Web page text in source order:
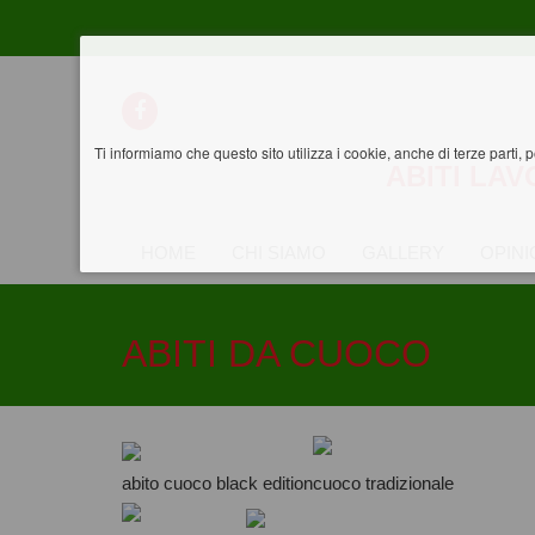
ABITI
ABITI DA CUOCO
abito cuoco black editioncuoco tradizionale
Ti informiamo che questo sito utilizza i cookie, anche di terze